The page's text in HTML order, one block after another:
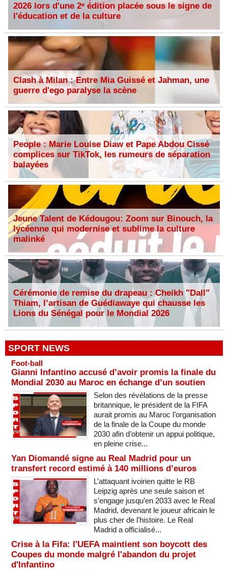
2026 lors d'une 2ᵉ édition placée sous le signe de
l'éducation et de la culture
Clash à Milan : Entre Mia Guissé et Jahman, une
guerre d'ego paralyse la scène
People : Marie Louise Diaw et Pape Abdou Cissé
complices sur TikTok, les rumeurs de séparation
balayées
Jeune Talent de Kédougou: Zoom sur Binouch, la
lycéenne qui modernise et sublime la culture
malinké
Cérémonie de remise du drapeau : Cheikh "Dall"
Thiam, l’artisan de Guédiawaye qui chausse les
Lions du Sénégal pour le Mondial 2026
SPORT NEWS
Foot-ball
Gianni Infantino accusé d’avoir promis la finale du
Mondial 2030 au Maroc en échange d’un soutien
Selon des révélations de la presse
britannique, le président de la FIFA
aurait promis au Maroc l’organisation
de la finale de la Coupe du monde
2030 afin d’obtenir un appui politique,
en pleine crise...
Yan Diomandé signe au Real Madrid pour un
transfert record estimé à 140 millions d’euros
L’attaquant ivoirien quitte le RB
Leipzig après une seule saison et
s’engage jusqu’en 2033 avec le Real
Madrid, devenant le joueur africain le
plus cher de l’histoire. Le Real
Madrid a officialisé...
Crise à la Fifa: l'UEFA maintient son boycott des
Coupes du monde malgré l'abandon du projet
d'Infantino